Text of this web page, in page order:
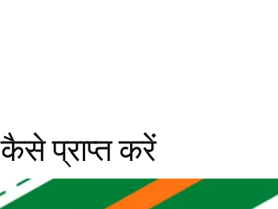
कैसे प्राप्त करें